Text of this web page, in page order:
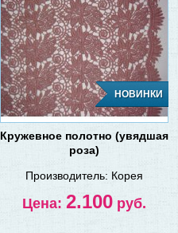
НОВИНКИ
Кружевное полотно (увядшая
роза)
Производитель: Корея
Цена: 2.100 руб.